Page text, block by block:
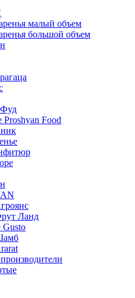
малый объем
большой объем
Proshyan Food
Ланд